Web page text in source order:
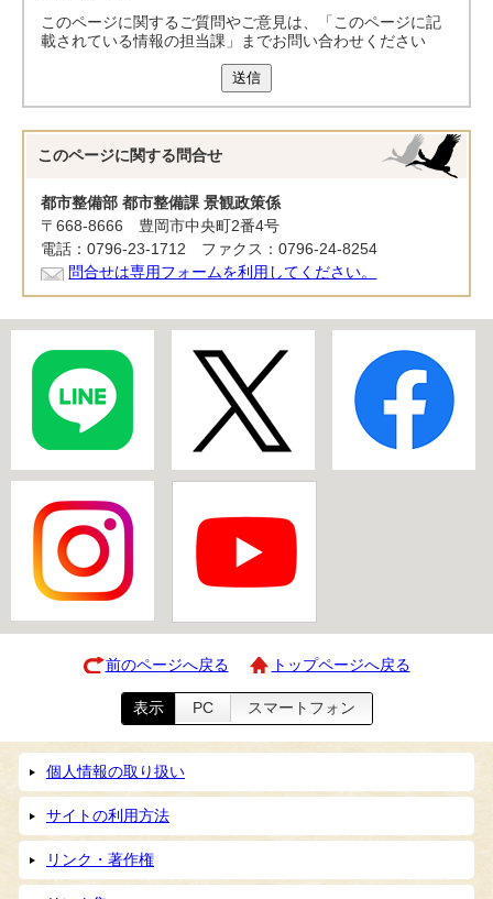
このページに関するご質問やご意見は、「このページに記
載されている情報の担当課」までお問い合わせください
送信
このページに関する 問合せ
都市整備部 都市整備課 景観政策係
〒668-8666 豊岡市中央町2番4号
電話：0796-23-1712 ファクス：0796-24-8254
問合せは専用フォームを利用してください。
前のページへ戻る トップページへ戻る
表示 PC スマートフォン
個人情報の取り扱い
サイトの利用方法
リンク・著作権